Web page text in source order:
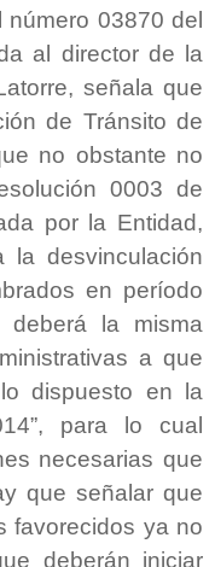
03870 del
al director de la
señala que
de Tránsito de
no obstante no
0003 de
por la Entidad,
la desvinculación
en período
la misma
a que
dispuesto en la
para lo cual
necesarias que
que señalar que
favorecidos ya no
deberán iniciar